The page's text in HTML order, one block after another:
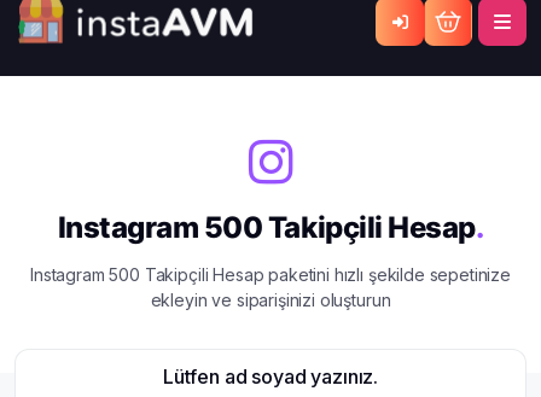
Instagram 500 Takipçili Hesap.
Instagram 500 Takipçili Hesap paketini hızlı şekilde sepetinize
ekleyin ve siparişinizi oluşturun
Lütfen ad soyad yazınız.